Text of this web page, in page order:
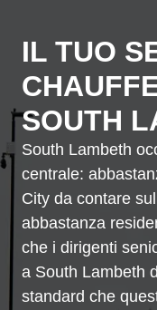
IL TUO
SOUTH
South Lambeth
centrale:
City da contare
abbastanza
che i dirigenti
a South Lambeth
standard che